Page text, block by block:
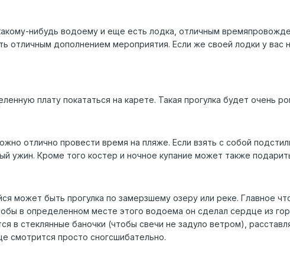
нибудь водоему и еще есть лодка, отличным
отличным дополнением мероприятия. Если же своей лодки у вас
плату покататься на карете. Такая прогулка будет очень
отлично провести время на пляже. Если взять с собой
ужин. Кроме того костер и ночное купание может также
может быть прогулка по замерзшему озеру или реке. Главное
в определенном месте этого водоема он сделал сердце из
в стеклянные баночки (чтобы свечи не задуло ветром),
просто сногсшибательно.